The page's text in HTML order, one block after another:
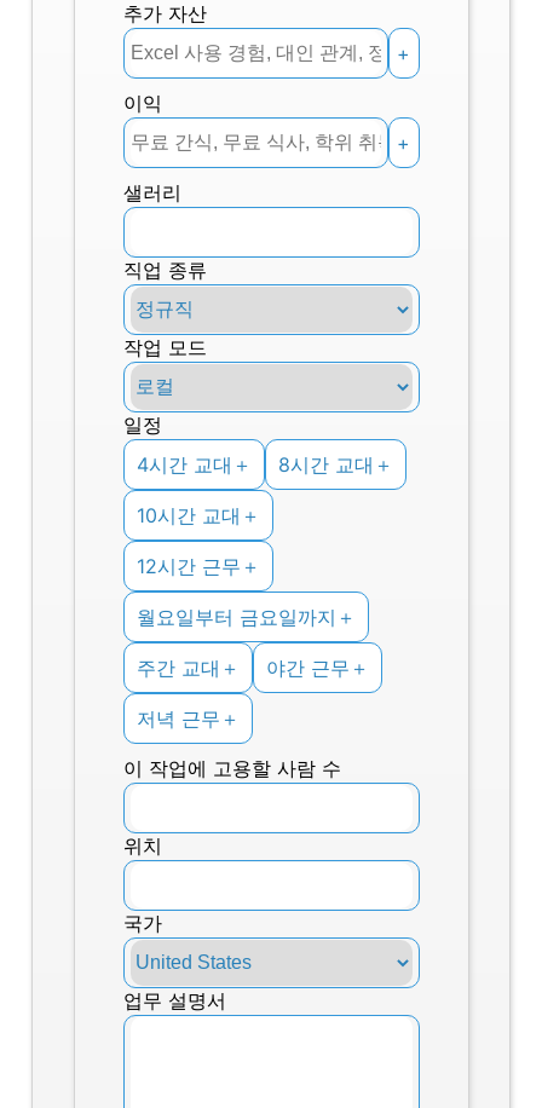
추가 자산
+
이익
+
샐러리
직업 종류
작업 모드
일정
4시간 교대 ＋ 8시간 교대 ＋
10시간 교대 ＋
12시간 근무 ＋
월요일부터 금요일까지 ＋
주간 교대 ＋ 야간 근무 ＋
저녁 근무 ＋
이 작업에 고용할 사람 수
위치
국가
업무 설명서